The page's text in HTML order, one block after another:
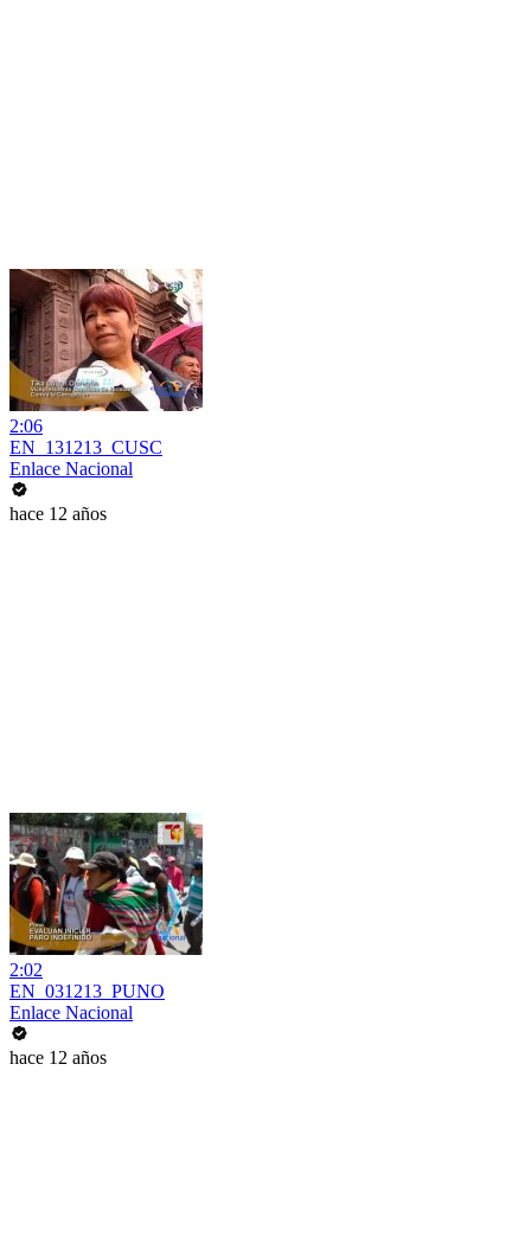
2:06
EN_131213_CUSC
Enlace Nacional
hace 12 años
2:02
EN_031213_PUNO
Enlace Nacional
hace 12 años